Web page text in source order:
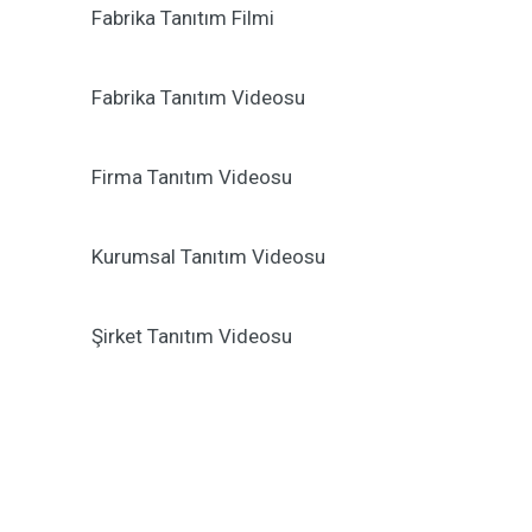
Fabrika Tanıtım Filmi
Fabrika Tanıtım Videosu
Firma Tanıtım Videosu
Kurumsal Tanıtım Videosu
Şirket Tanıtım Videosu